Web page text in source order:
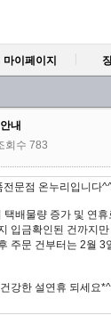
마이페이지
내
회수 783
전문점 온누리입니다
배물량 증가 및 연휴
입금확인된 건까지
주문 건부터는 2월 3
강한 설연휴 되세요